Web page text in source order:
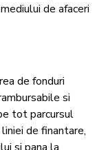
de afaceri
de fonduri
si
tot parcursul
de finantare,